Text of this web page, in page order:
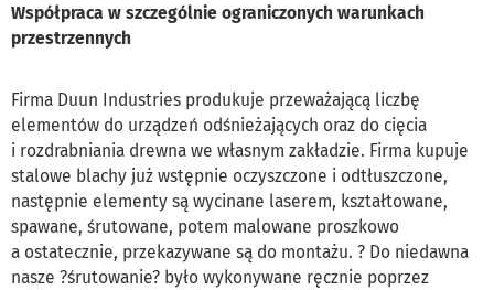
Współpraca w szczególnie ograniczonych warunkach
przestrzennych
Firma Duun Industries produkuje przeważającą liczbę
elementów do urządzeń odśnieżających oraz do cięcia
i rozdrabniania drewna we własnym zakładzie. Firma kupuje
stalowe blachy już wstępnie oczyszczone i odtłuszczone,
następnie elementy są wycinane laserem, kształtowane,
spawane, śrutowane, potem malowane proszkowo
a ostatecznie, przekazywane są do montażu. ? Do niedawna
nasze ?śrutowanie? było wykonywane ręcznie poprzez